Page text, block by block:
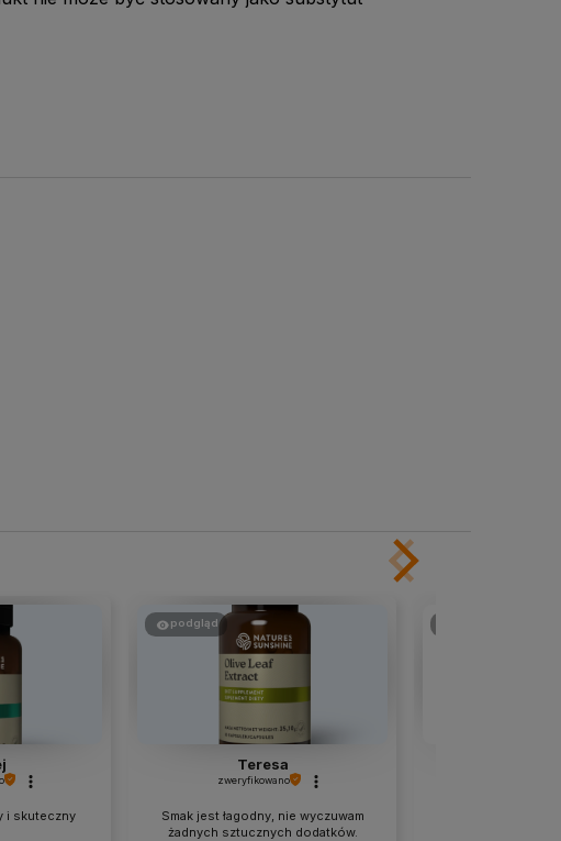
i skuteczny
podgląd
Teresa
zweryfikowano
Smak jest łagodny, nie wyczuwam
żadnych sztucznych dodatków.